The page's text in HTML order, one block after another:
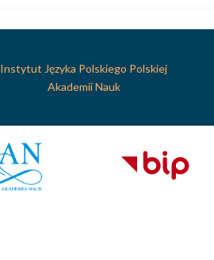
Instytut Języka Polskiego Polskiej
Akademii Nauk